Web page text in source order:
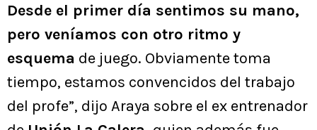
Desde el primer día sentimos su mano,
pero veníamos con otro ritmo y
esquema de juego. Obviamente toma
tiempo, estamos convencidos del trabajo
del profe”, dijo Araya sobre el ex entrenador